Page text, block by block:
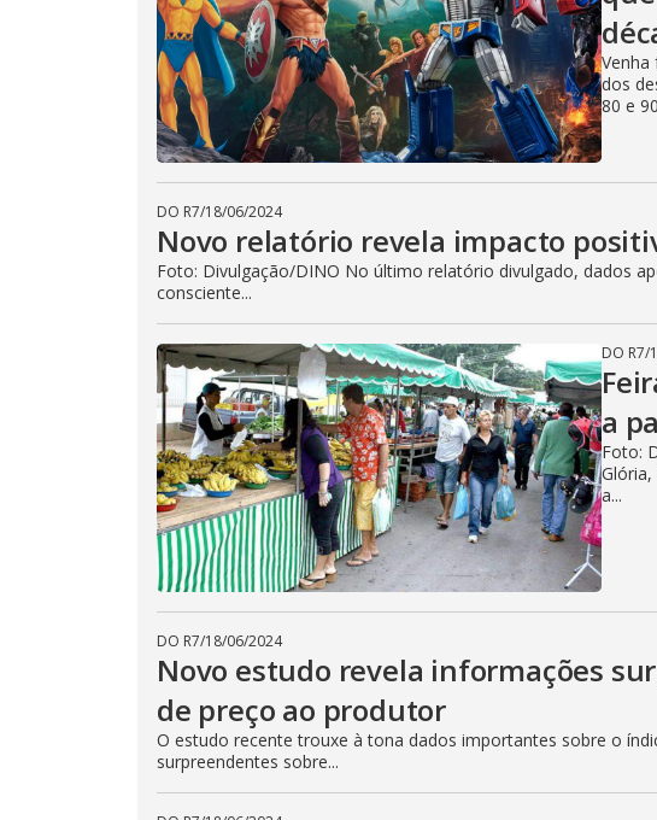
Venha
dos
80 e
DO R7/18/06/2024
Novo relatório revela impacto
Foto: Divulgação/DINO No último relatório divulgado, dados
consciente...
DO R7/
a
Foto:
a...
DO R7/18/06/2024
Novo estudo revela informações
de preço ao produtor
O estudo recente trouxe à tona dados importantes sobre o
surpreendentes sobre...